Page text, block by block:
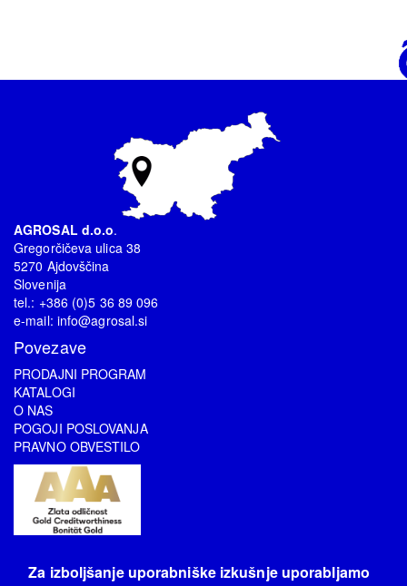
AGROSAL d.o.o.
Gregorčičeva ulica 38
5270 Ajdovščina
Slovenija
tel.: +386 (0)5 36 89 096
e-mail: info@agrosal.si
Povezave
PRODAJNI PROGRAM
KATALOGI
O NAS
POGOJI POSLOVANJA
PRAVNO OBVESTILO
Spremljajte nas
Za izboljšanje uporabniške izkušnje uporabljamo